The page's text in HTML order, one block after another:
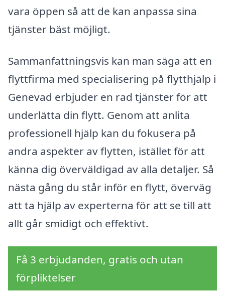
vara öppen så att de kan anpassa sina
tjänster bäst möjligt.
Sammanfattningsvis kan man säga att en
flyttfirma med specialisering på flytthjälp i
Genevad erbjuder en rad tjänster för att
underlätta din flytt. Genom att anlita
professionell hjälp kan du fokusera på
andra aspekter av flytten, istället för att
känna dig överväldigad av alla detaljer. Så
nästa gång du står inför en flytt, överväg
att ta hjälp av experterna för att se till att
allt går smidigt och effektivt.
Få 3 erbjudanden, gratis och utan
förpliktelser